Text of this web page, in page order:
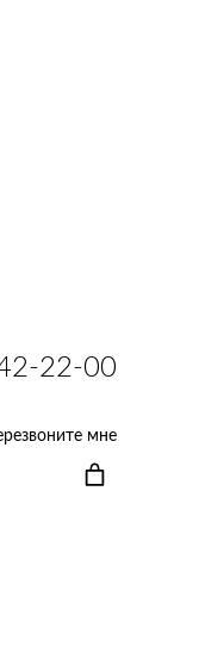
22-00
мне